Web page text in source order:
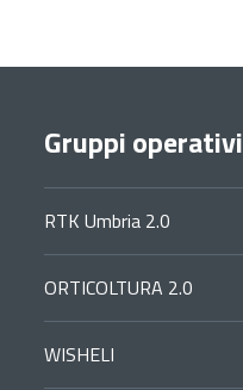
Gruppi operativi
RTK Umbria 2.0
ORTICOLTURA 2.0
WISHELI